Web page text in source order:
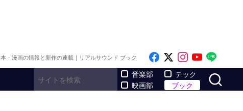
本・漫画の情報と新作の連載｜リアルサウンド ブック Like on Facebook
Follow on x
Follow on
Follow
音楽部
映画部
テック
ブック